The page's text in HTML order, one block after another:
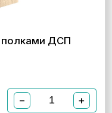
полками ДСП
− +